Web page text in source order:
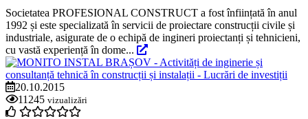
Societatea PROFESIONAL CONSTRUCT a fost înființată în anul
1992 și este specializată în servicii de proiectare construcții civile și
industriale, asigurate de o echipă de ingineri proiectanți și tehnicieni,
cu vastă experiență în dome...
20.10.2015
11245 vizualizări